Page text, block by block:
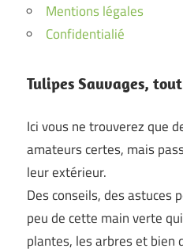
Mentions légales
Confidentialié
Tulipes Sauvages,
Ici vous ne trouverez que
amateurs certes, mais
leur extérieur.
Des conseils, des astuces
peu de cette main verte
plantes, les arbres et bien